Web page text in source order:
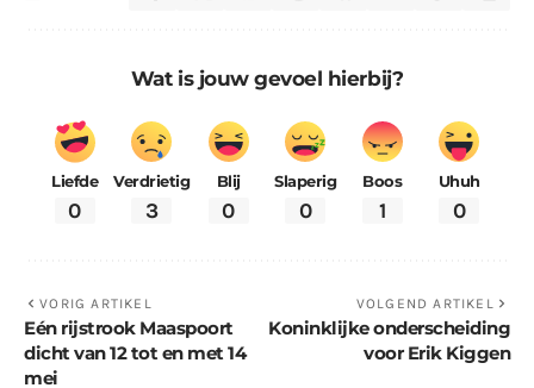
Wat is jouw gevoel hierbij?
Liefde
0
Verdrietig
3
Blij
0
Slaperig
0
Boos
1
Uhuh
0
VORIG ARTIKEL
Eén rijstrook Maaspoort
dicht van 12 tot en met 14
mei
VOLGEND ARTIKEL
Koninklijke onderscheiding
voor Erik Kiggen